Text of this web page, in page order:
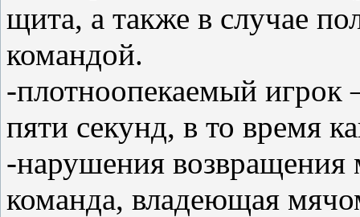
щита, а также в случае
командой.
-плотноопекаемый
пяти секунд, в то время
-нарушения
команда, владеющая